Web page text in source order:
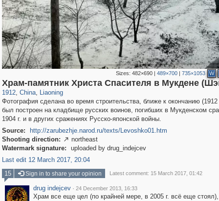
Sizes: 482×690| 489×700| 735×1053 W
Храм-памятник Христа Спасителя в Мукдене
1912, China
10,972 588
, Liaoning
478 1
Фотография сделана во время строительства, ближе к окончанию
был построен на кладбище русских воинов, погибших в Мукденском
1904 г. и в других сражениях Русско-японской войны.
Source:
http://zarubezhje.narod.ru/texts/Levoshko01.htm
Shooting direction:  northeast
Watermark signature:
uploaded by drug_indejcev
Last edit 12 March 2017, 20:04
15
Sign in to share your opinion Latest comment: 15 March 2017, 01:42
drug indejcev · 24 December 2013, 16:33
Храм все еще цел (по крайней мере, в 2005 г. всё еще